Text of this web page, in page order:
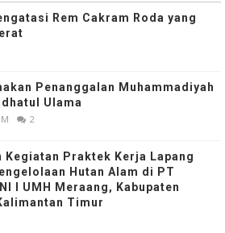
Rem Cakram Roda yang
Penanggalan Muhammadiyah
Ulama
2
Kegiatan Praktek Kerja Lapang
Hutan Alam di PT
I UMH Meraang, Kabupaten
Timur